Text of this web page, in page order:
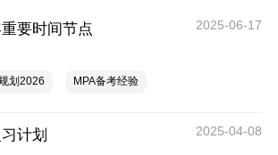
要时间节点 2025-06-17
划2026 MPA备考经验
计划 2025-04-08